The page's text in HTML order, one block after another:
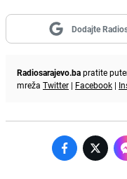
Dodajte
Radiosarajevo.bapratite
mreža Twitter | Facebook |